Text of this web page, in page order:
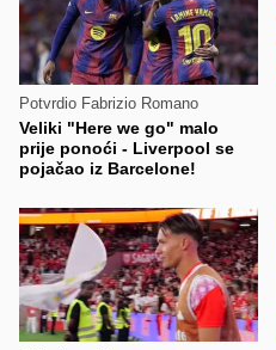
Potvrdio Fabrizio Romano
Veliki "Here we go" malo
prije ponoći - Liverpool se
pojačao iz Barcelone!